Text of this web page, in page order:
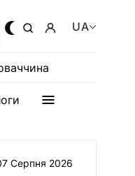
UA
Серпня 2026